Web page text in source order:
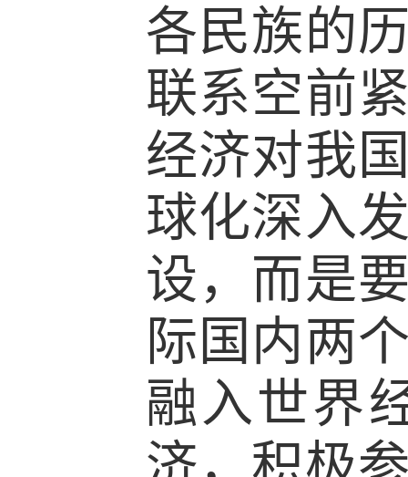
各民族的
联系空前
经济对我
球化深入
设，而是
际国内两
融入世界
济，积极